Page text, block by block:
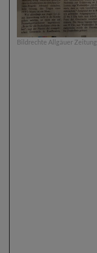
Bildrechte Allgäuer Zeitung